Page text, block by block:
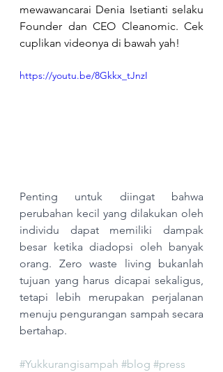
mewawancarai Denia Isetianti selaku
Founder dan CEO Cleanomic. Cek
cuplikan videonya di bawah yah!
https://youtu.be/8Gkkx_tJnzI
Penting untuk diingat bahwa
perubahan kecil yang dilakukan oleh
individu dapat memiliki dampak
besar ketika diadopsi oleh banyak
orang. Zero waste living bukanlah
tujuan yang harus dicapai sekaligus,
tetapi lebih merupakan perjalanan
menuju pengurangan sampah secara
bertahap.
#Yukkurangisampah #blog #press